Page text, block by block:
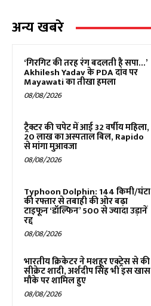
अन्य खबरे
‘गिरगिट की तरह रंग बदलती है सपा…’
Akhilesh Yadav के PDA दांव पर
Mayawati का तीखा हमला
08/08/2026
ट्रैक्टर की चपेट में आई 32 वर्षीय महिला,
₹20 लाख का अस्पताल बिल, Rapido
से मांगा मुआवजा
08/08/2026
Typhoon Dolphin: 144 किमी/घंटा
की रफ्तार से तबाही की ओर बढ़ा
टाइफून ‘डॉल्फिन’ 500 से ज्यादा उड़ानें
रद्द
08/08/2026
भारतीय क्रिकेटर ने मशहूर एक्ट्रेस से की
सीक्रेट शादी, अर्शदीप सिंह भी इस खास
मौके पर शामिल हुए
08/08/2026